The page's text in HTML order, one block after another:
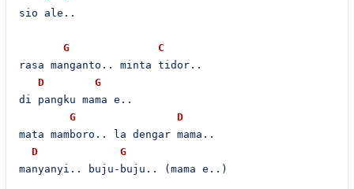
sio ale..
G
C
rasa manganto.. minta tidor..
D
G
di pangku mama e..
G
D
mata mamboro.. la dengar mama..
D
G
manyanyi.. buju-buju.. (mama e..)